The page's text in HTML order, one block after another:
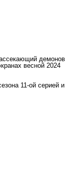
демонов
весной 2024
11-ой серией и